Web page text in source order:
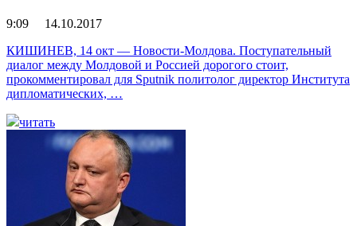
9:09 14.10.2017
КИШИНЕВ, 14 окт — Новости-Молдова. Поступательный
диалог между Молдовой и Россией дорогого стоит,
прокомментировал для Sputnik политолог директор Института
дипломатических, …
читать